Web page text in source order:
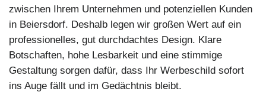
zwischen Ihrem Unternehmen und potenziellen Kunden
in Beiersdorf. Deshalb legen wir großen Wert auf ein
professionelles, gut durchdachtes Design. Klare
Botschaften, hohe Lesbarkeit und eine stimmige
Gestaltung sorgen dafür, dass Ihr Werbeschild sofort
ins Auge fällt und im Gedächtnis bleibt.